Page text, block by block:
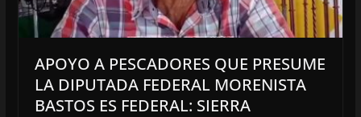
APOYO A PESCADORES QUE PRESUME
LA DIPUTADA FEDERAL MORENISTA
BASTOS ES FEDERAL: SIERRA